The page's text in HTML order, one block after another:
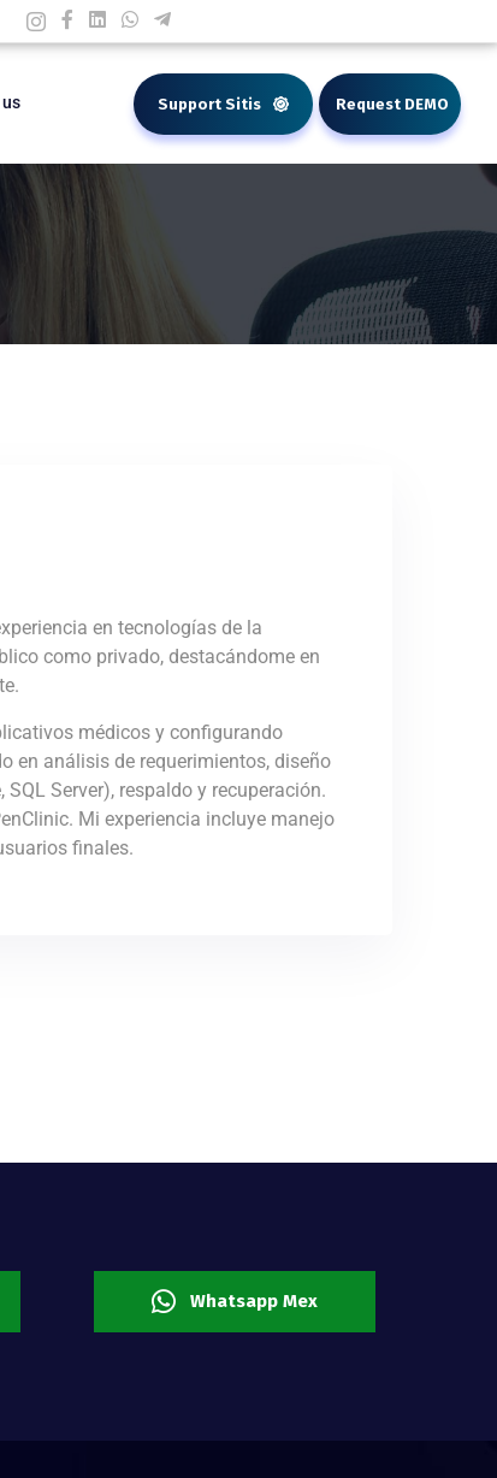
Support Sitis Request DEMO
en tecnologías de la
como privado, destacándome en
médicos y configurando
en análisis de requerimientos, diseño
Server), respaldo y recuperación.
Mi experiencia incluye manejo
finales.
Whatsapp Mex